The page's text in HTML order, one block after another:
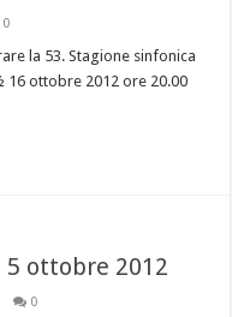
0
la 53. Stagione sinfonica
16 ottobre 2012 ore 20.00
5 ottobre 2012
0